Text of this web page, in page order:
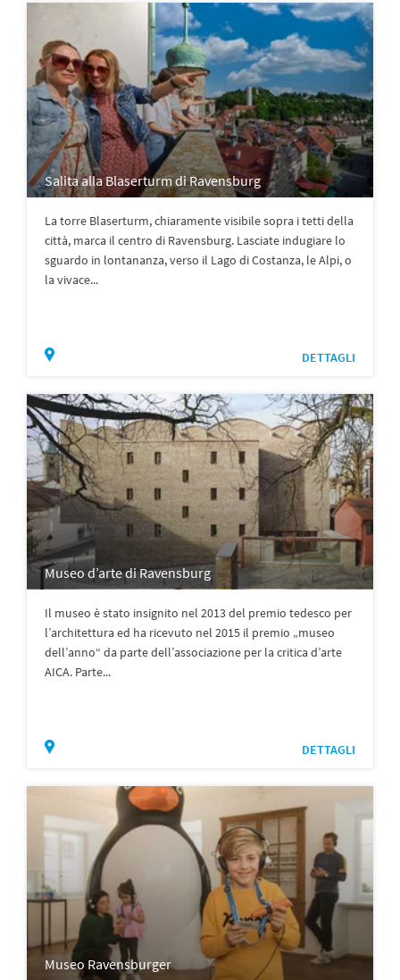
Salita alla Blaserturm di Ravensburg
La torre Blaserturm, chiaramente visibile sopra i tetti della
città, marca il centro di Ravensburg. Lasciate indugiare lo
sguardo in lontananza, verso il Lago di Costanza, le Alpi, o
la vivace...
DETTAGLI
Museo d’arte di Ravensburg
Il museo è stato insignito nel 2013 del premio tedesco per
l’architettura ed ha ricevuto nel 2015 il premio „museo
dell’anno“ da parte dell’associazione per la critica d’arte
AICA. Parte...
DETTAGLI
Museo Ravensburger